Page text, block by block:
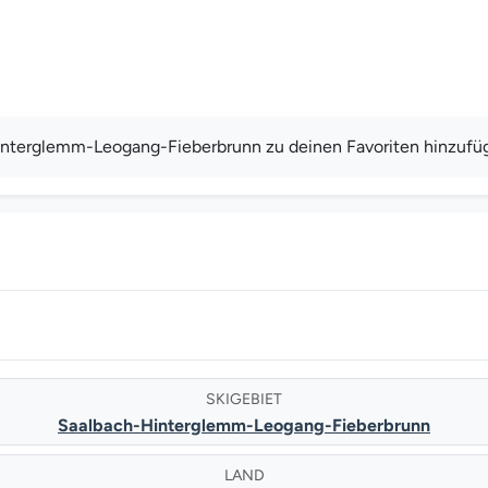
Leogang-Fieberbrunn zu deinen Favoriten
SKIGEBIET
Saalbach-Hinterglemm-Leogang-Fieberbrunn
LAND